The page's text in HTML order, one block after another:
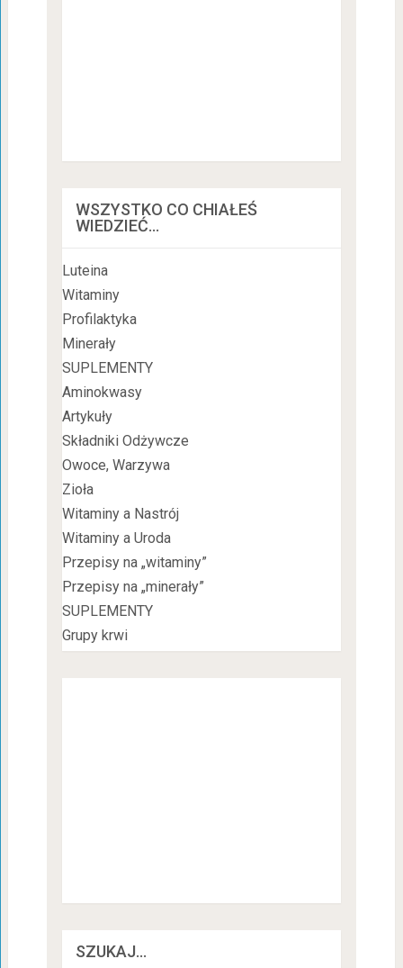
WSZYSTKO CO CHIAŁEŚ
WIEDZIEĆ…
Luteina
Witaminy
Profilaktyka
Minerały
SUPLEMENTY
Aminokwasy
Artykuły
Składniki Odżywcze
Owoce, Warzywa
Zioła
Witaminy a Nastrój
Witaminy a Uroda
Przepisy na „witaminy”
Przepisy na „minerały”
SUPLEMENTY
Grupy krwi
SZUKAJ…